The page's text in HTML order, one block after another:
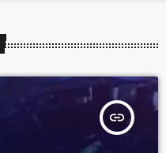
insert_link